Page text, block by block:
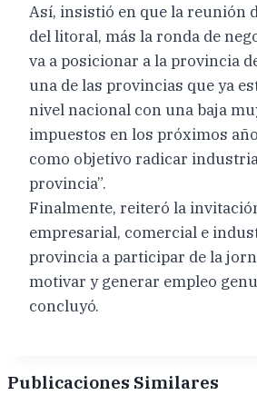
Así, insistió en que la reunión
del litoral, más la ronda de
va a posicionar a la provincia
una de las provincias que ya
nivel nacional con una baja
impuestos en los próximos
como objetivo radicar
provincia”.
Finalmente, reiteró la
empresarial, comercial e
provincia a participar de la
motivar y generar empleo
concluyó.
Publicaciones Similares